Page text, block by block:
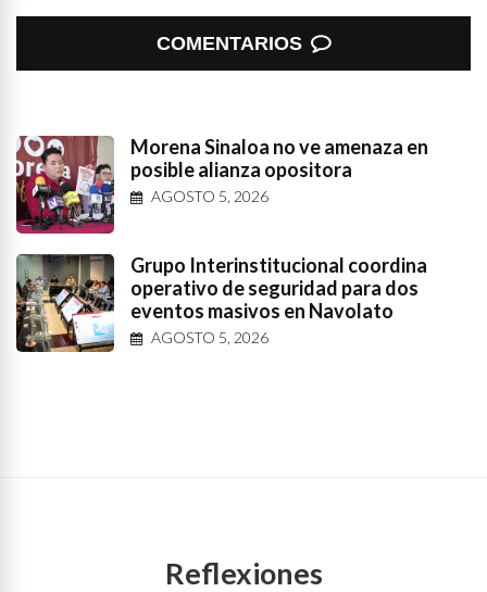
COMENTARIOS
Morena Sinaloa no ve amenaza en
posible alianza opositora
AGOSTO 5, 2026
Grupo Interinstitucional coordina
operativo de seguridad para dos
eventos masivos en Navolato
AGOSTO 5, 2026
Reflexiones